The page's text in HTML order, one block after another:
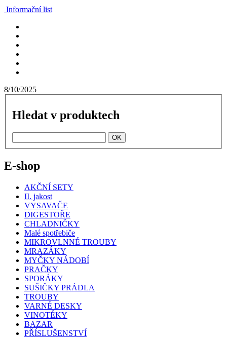
Informační list
8/10/2025
Hledat v produktech
E-shop
AKČNÍ SETY
II. jakost
VYSAVAČE
DIGESTOŘE
CHLADNIČKY
Malé spotřebiče
MIKROVLNNÉ TROUBY
MRAZÁKY
MYČKY NÁDOBÍ
PRAČKY
SPORÁKY
SUŠIČKY PRÁDLA
TROUBY
VARNÉ DESKY
VINOTÉKY
BAZAR
PŘÍSLUŠENSTVÍ